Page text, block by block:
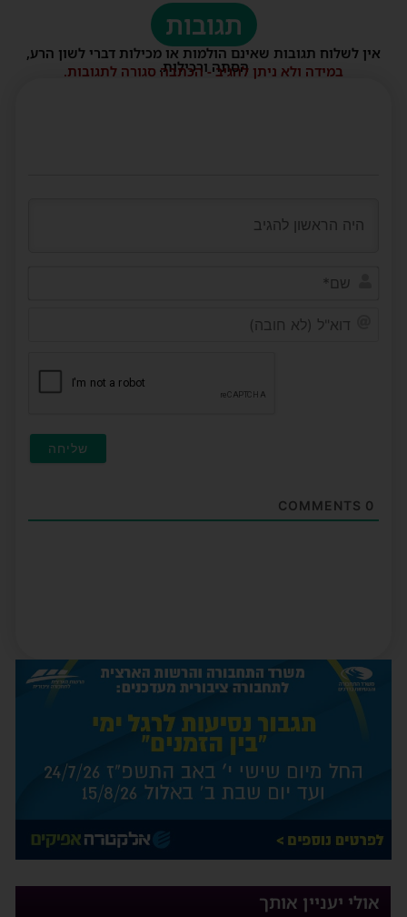
תגובות
אין לשלוח תגובות שאינם הולמות או מכילות דברי לשון הרע,
הסתה ורכילות.
במידה ולא ניתן להגיב - הכתבה סגורה לתגובות.
0
אולי יעניין אותך